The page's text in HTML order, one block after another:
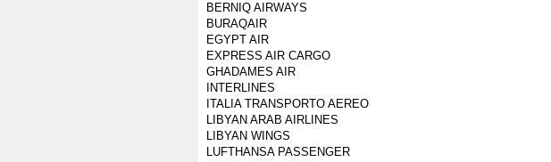
BERNIQ AIRWAYS
BURAQAIR
EGYPT AIR
EXPRESS AIR CARGO
GHADAMES AIR
INTERLINES
ITALIA TRANSPORTO AEREO
LIBYAN ARAB AIRLINES
LIBYAN WINGS
LUFTHANSA PASSENGER